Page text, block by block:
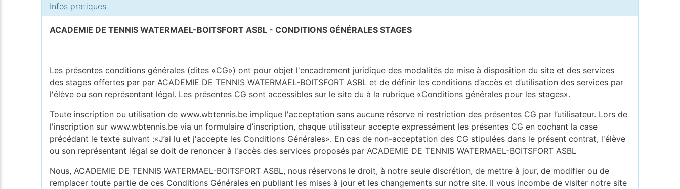
Infos pratiques
ACADEMIE DE TENNIS WATERMAEL-BOITSFORT ASBL - CONDITIONS GÉNÉRALES STAGES
Les présentes conditions générales (dites «CG») ont pour objet l'encadrement juridique des modalités de mise à disposition du site et des services
des stages offertes par par ACADEMIE DE TENNIS WATERMAEL-BOITSFORT ASBL et de définir les conditions d’accès et d’utilisation des services par
l'élève ou son représentant légal. Les présentes CG sont accessibles sur le site du à la rubrique «Conditions générales pour les stages».
Toute inscription ou utilisation de www.wbtennis.be implique l'acceptation sans aucune réserve ni restriction des présentes CG par l’utilisateur. Lors de
l'inscription sur www.wbtennis.be via un formulaire d’inscription, chaque utilisateur accepte expressément les présentes CG en cochant la case
précédant le texte suivant :«J’ai lu et j'accepte les Conditions Générales». En cas de non-acceptation des CG stipulées dans le présent contrat, l'élève
ou son représentant légal se doit de renoncer à l'accès des services proposés par ACADEMIE DE TENNIS WATERMAEL-BOITSFORT ASBL
Nous, ACADEMIE DE TENNIS WATERMAEL-BOITSFORT ASBL, nous réservons le droit, à notre seule discrétion, de mettre à jour, de modifier ou de
remplacer toute partie de ces Conditions Générales en publiant les mises à jour et les changements sur notre site. Il vous incombe de visiter notre site